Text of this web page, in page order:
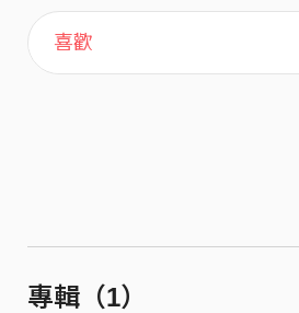
主頁
喜歡
關於
專輯（1）